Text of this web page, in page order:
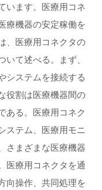
います。医療用コネ
療機器の安定稼働を
、医療用コネクタの
て述べる。まず、
システムを接続する
役割は医療機器間の
ある。医療用コネク
ステム、医療用モニ
さまざまな医療機器
医療用コネクタを通
向操作、共同処理を